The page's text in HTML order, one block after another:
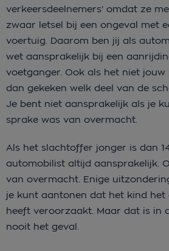
verkeersdeelnemers' omdat ze
zwaar letsel bij een ongeval met
voertuig. Daarom ben jij als
wet aansprakelijk bij een
voetganger. Ook als het niet
dan gekeken welk deel van de
Je bent niet aansprakelijk als je
sprake was van overmacht.
Als het slachtoffer jonger is dan
automobilist altijd aansprakelijk.
van overmacht. Enige
je kunt aantonen dat het kind
heeft veroorzaakt. Maar dat is in
nooit het geval.